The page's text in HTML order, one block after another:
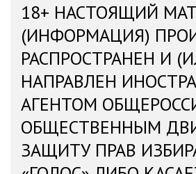
18+ НАСТОЯЩИЙ
(ИНФОРМАЦИЯ)
РАСПРОСТРАНЕН И
НАПРАВЛЕН
АГЕНТОМ
ОБЩЕСТВЕННЫМ
ЗАЩИТУ ПРАВ